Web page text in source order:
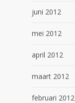
juni 2012
mei 2012
april 2012
maart 2012
februari 2012